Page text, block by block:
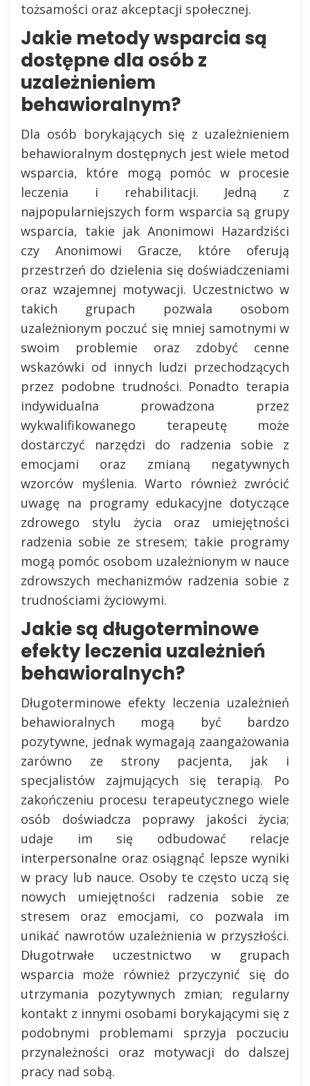
tożsamości oraz akceptacji społecznej.
Jakie metody wsparcia są
dostępne dla osób z
uzależnieniem
behawioralnym?
Dla osób borykających się z uzależnieniem
behawioralnym dostępnych jest wiele metod
wsparcia, które mogą pomóc w procesie
leczenia i rehabilitacji. Jedną z
najpopularniejszych form wsparcia są grupy
wsparcia, takie jak Anonimowi Hazardziści
czy Anonimowi Gracze, które oferują
przestrzeń do dzielenia się doświadczeniami
oraz wzajemnej motywacji. Uczestnictwo w
takich grupach pozwala osobom
uzależnionym poczuć się mniej samotnymi w
swoim problemie oraz zdobyć cenne
wskazówki od innych ludzi przechodzących
przez podobne trudności. Ponadto terapia
indywidualna prowadzona przez
wykwalifikowanego terapeutę może
dostarczyć narzędzi do radzenia sobie z
emocjami oraz zmianą negatywnych
wzorców myślenia. Warto również zwrócić
uwagę na programy edukacyjne dotyczące
zdrowego stylu życia oraz umiejętności
radzenia sobie ze stresem; takie programy
mogą pomóc osobom uzależnionym w nauce
zdrowszych mechanizmów radzenia sobie z
trudnościami życiowymi.
Jakie są długoterminowe
efekty leczenia uzależnień
behawioralnych?
Długoterminowe efekty leczenia uzależnień
behawioralnych mogą być bardzo
pozytywne, jednak wymagają zaangażowania
zarówno ze strony pacjenta, jak i
specjalistów zajmujących się terapią. Po
zakończeniu procesu terapeutycznego wiele
osób doświadcza poprawy jakości życia;
udaje im się odbudować relacje
interpersonalne oraz osiągnąć lepsze wyniki
w pracy lub nauce. Osoby te często uczą się
nowych umiejętności radzenia sobie ze
stresem oraz emocjami, co pozwala im
unikać nawrotów uzależnienia w przyszłości.
Długotrwałe uczestnictwo w grupach
wsparcia może również przyczynić się do
utrzymania pozytywnych zmian; regularny
kontakt z innymi osobami borykającymi się z
podobnymi problemami sprzyja poczuciu
przynależności oraz motywacji do dalszej
pracy nad sobą.